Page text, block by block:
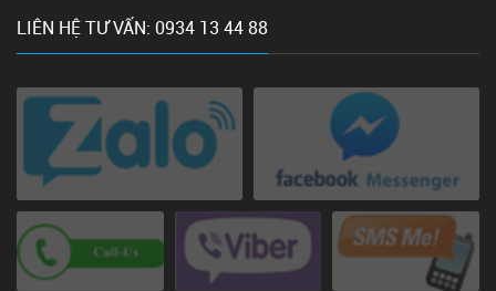
LIÊN HỆ TƯ VẤN: 0934 13 44 88